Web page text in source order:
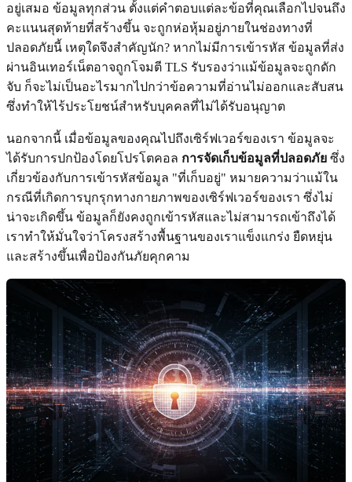
อยู่เสมอ ข้อมูลทุกส่วน ตั้งแต่คำตอบแต่ละข้อที่คุณเลือกไปจนถึง
คะแนนสุดท้ายที่สร้างขึ้น จะถูกห่อหุ้มอยู่ภายในช่องทางที่
ปลอดภัยนี้ เหตุใดจึงสำคัญนัก? หากไม่มีการเข้ารหัส ข้อมูลที่ส่ง
ผ่านอินเทอร์เน็ตอาจถูกโจมตี TLS รับรองว่าแม้ข้อมูลจะถูกดัก
จับ ก็จะไม่เป็นอะไรมากไปกว่าข้อความที่อ่านไม่ออกและสับสน
ซึ่งทำให้ไร้ประโยชน์สำหรับบุคคลที่ไม่ได้รับอนุญาต
นอกจากนี้ เมื่อข้อมูลของคุณไปถึงเซิร์ฟเวอร์ของเรา ข้อมูลจะ
ได้รับการปกป้องโดยโปรโตคอล การจัดเก็บข้อมูลที่ปลอดภัย ซึ่ง
เกี่ยวข้องกับการเข้ารหัสข้อมูล "ที่เก็บอยู่" หมายความว่าแม้ใน
กรณีที่เกิดการบุกรุกทางกายภาพของเซิร์ฟเวอร์ของเรา ซึ่งไม่
น่าจะเกิดขึ้น ข้อมูลก็ยังคงถูกเข้ารหัสและไม่สามารถเข้าถึงได้
เราทำให้มั่นใจว่าโครงสร้างพื้นฐานของเราแข็งแกร่ง ยืดหยุ่น
และสร้างขึ้นเพื่อป้องกันภัยคุกคาม